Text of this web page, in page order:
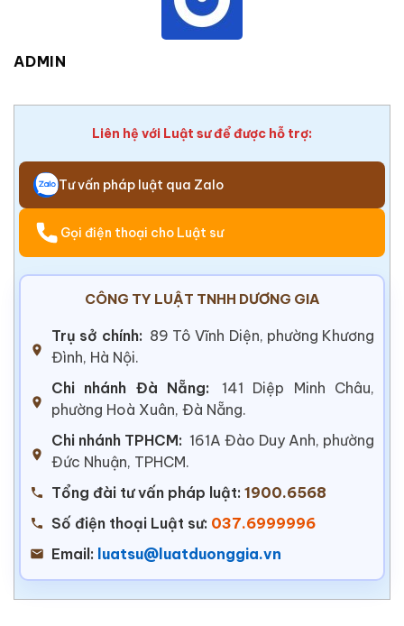
ADMIN
Liên hệ với Luật sư để được hỗ trợ:
Tư vấn pháp luật qua Zalo
Gọi điện thoại cho Luật sư
CÔNG TY LUẬT TNHH DƯƠNG GIA
Trụ sở chính: 89 Tô Vĩnh Diện, phường Khương
Đình, Hà Nội.
Chi nhánh Đà Nẵng:
141 Diệp Minh Châu,
phường Hoà Xuân, Đà Nẵng.
Chi nhánh TPHCM: 161A Đào Duy Anh, phường
Đức Nhuận, TPHCM.
Tổng đài tư vấn pháp luật: 1900.6568
Số điện thoại Luật sư: 037.6999996
Email: luatsu@luatduonggia.vn